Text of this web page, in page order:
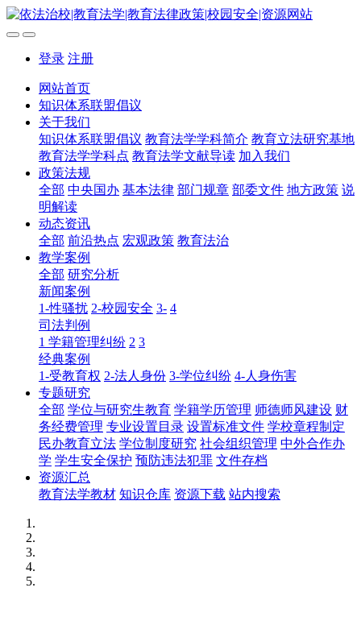
登录 注册
网站首页
知识体系联盟倡议
关于我们
知识体系联盟倡议 教育法学学科简介 教育立法研究基地
教育法学学科点 教育法学文献导读 加入我们
政策法规
全部 中央国办 基本法律 部门规章 部委文件 地方政策 说
明解读
动态资讯
全部 前沿热点 宏观政策 教育法治
教学案例
全部 研究分析
新闻案例
1-性骚扰 2-校园安全 3- 4
司法判例
1 学籍管理纠纷 2 3
经典案例
1-受教育权 2-法人身份 3-学位纠纷 4-人身伤害
专题研究
全部 学位与研究生教育 学籍学历管理 师德师风建设 财
务经费管理 专业设置目录 设置标准文件 学校章程制定
民办教育立法 学位制度研究 社会组织管理 中外合作办
学 学生安全保护 预防违法犯罪 文件存档
资源汇总
教育法学教材 知识仓库 资源下载 站内搜索